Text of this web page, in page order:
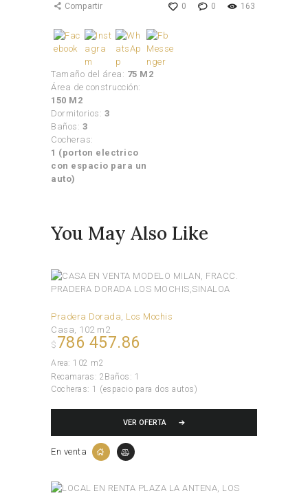
163
0
0
Compartir
Tamaño del área: 75 M2
Área de construcción:
150 M2
Dormitorios: 3
Baños: 3
Cocheras:
1 (porton electrico
con espacio para un
auto)
You May Also Like
Pradera Dorada Los Mochis
Casa 102 m2
$ 786 457.86
Area: 102 m2
Recamaras: 2 Baños: 1
Cocheras: 1 (espacio para dos autos)
VER OFERTA
En venta